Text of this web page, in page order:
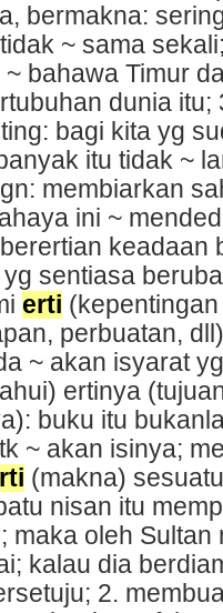
bermakna:
~ sama
bahawa Timur
dunia
bagi kita yg
itu tidak ~
membiarkan
ini ~
keadaan
sentiasa
erti
perbuatan,
~ akan isyarat
ertinya
buku itu
~ akan isinya;
(makna)
nisan itu
maka oleh Sultan
kalau dia
2.